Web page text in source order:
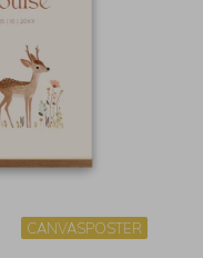
CANVASPOSTER